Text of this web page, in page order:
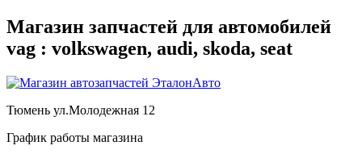
Магазин запчастей для автомобилей
vag : volkswagen, audi, skoda, seat
Тюмень ул.Молодежная 12
График работы магазина